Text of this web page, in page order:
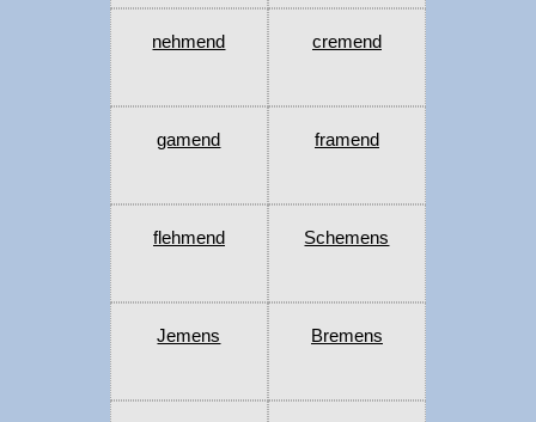
nehmend cremend
gamend framend
flehmend Schemens
Jemens Bremens